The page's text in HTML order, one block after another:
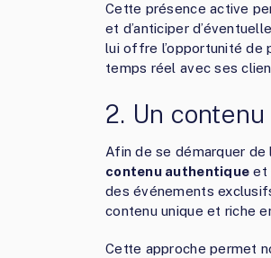
Cette présence active
et d’anticiper
lui offre l’opportunité de
temps réel avec ses
2. Un
Afin de se démarquer de
contenu authentique et
des événements
contenu unique et riche
Cette approche permet